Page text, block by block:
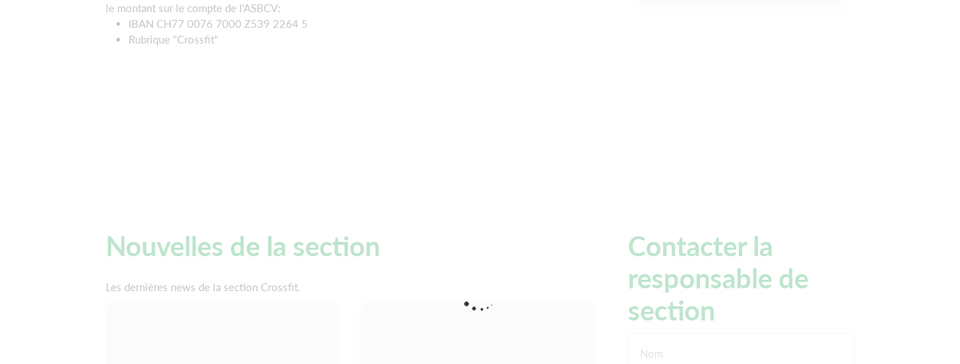
le montant sur le compte de l'ASBCV:
IBAN CH77 0076 7000 Z539 2264 5
Rubrique "Crossfit"
Nouvelles de la section
Les dernières news de la section Crossfit.
Contacter la
responsable de
section
Nom